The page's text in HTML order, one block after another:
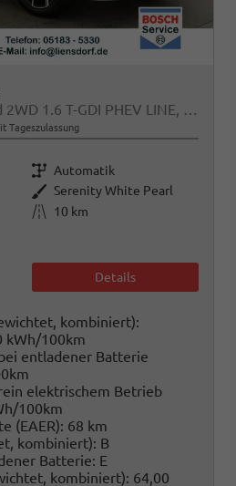
N Line Plug-In Hybrid 2WD 1.6 T-GDI PHEV LINE, Navi, Kamera, Side, Winter
Tageszulassung
Getriebe Automatik
Außenfarbe Serenity White Pearl
Kilometerstand
10 km
Details
kombiniert):
kWh/100km
entladener Batterie
elektrischem Betrieb
100km
(EAER): 68 km
kombiniert): B
Batterie: E
kombiniert): 64,00